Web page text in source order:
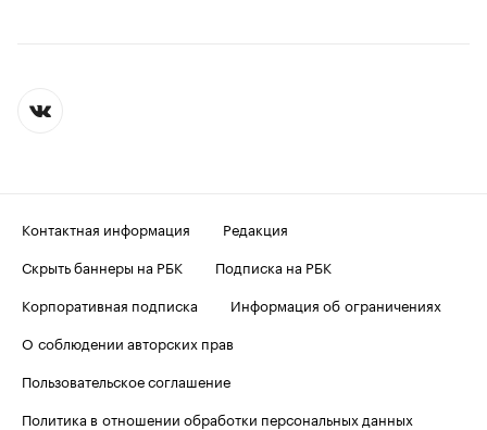
Контактная информация
Редакция
Скрыть баннеры на РБК
Подписка на РБК
Корпоративная подписка
Информация об ограничениях
О соблюдении авторских прав
Пользовательское соглашение
Политика в отношении обработки персональных данных